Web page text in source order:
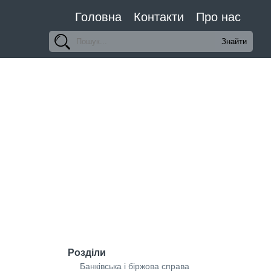
Головна Контакти Про нас
Розділи
Банківська і біржова справа